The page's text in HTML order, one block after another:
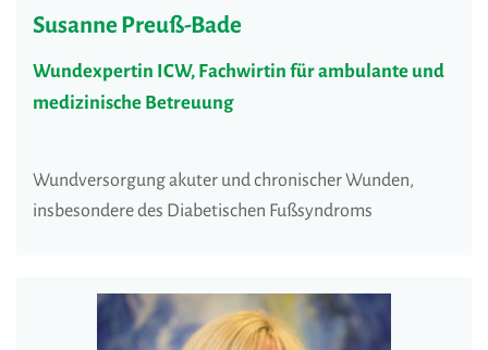
Susanne Preuß-Bade
Wundexpertin ICW, Fachwirtin für ambulante und
medizinische Betreuung
Wundversorgung akuter und chronischer Wunden,
insbesondere des Diabetischen Fußsyndroms